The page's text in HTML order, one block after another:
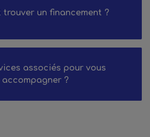
trouver un financement ?
associés pour vous
accompagner ?